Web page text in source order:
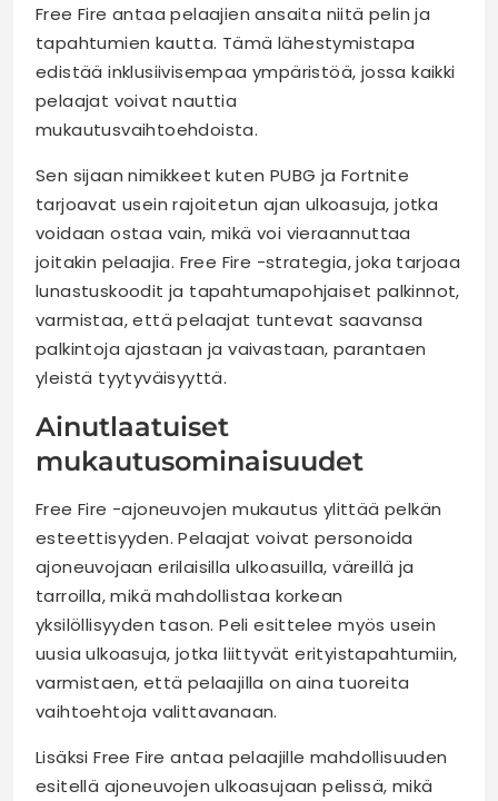
Free Fire antaa pelaajien ansaita niitä pelin ja
tapahtumien kautta. Tämä lähestymistapa
edistää inklusiivisempaa ympäristöä, jossa kaikki
pelaajat voivat nauttia
mukautusvaihtoehdoista.
Sen sijaan nimikkeet kuten PUBG ja Fortnite
tarjoavat usein rajoitetun ajan ulkoasuja, jotka
voidaan ostaa vain, mikä voi vieraannuttaa
joitakin pelaajia. Free Fire -strategia, joka tarjoaa
lunastuskoodit ja tapahtumapohjaiset palkinnot,
varmistaa, että pelaajat tuntevat saavansa
palkintoja ajastaan ja vaivastaan, parantaen
yleistä tyytyväisyyttä.
Ainutlaatuiset
mukautusominaisuudet
Free Fire -ajoneuvojen mukautus ylittää pelkän
esteettisyyden. Pelaajat voivat personoida
ajoneuvojaan erilaisilla ulkoasuilla, väreillä ja
tarroilla, mikä mahdollistaa korkean
yksilöllisyyden tason. Peli esittelee myös usein
uusia ulkoasuja, jotka liittyvät erityistapahtumiin,
varmistaen, että pelaajilla on aina tuoreita
vaihtoehtoja valittavanaan.
Lisäksi Free Fire antaa pelaajille mahdollisuuden
esitellä ajoneuvojen ulkoasujaan pelissä, mikä